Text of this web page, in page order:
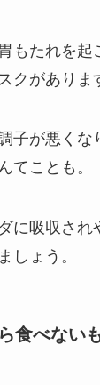
もたれを起
クがありま
子が悪くな
てことも。
に吸収され
しょう。
食べない